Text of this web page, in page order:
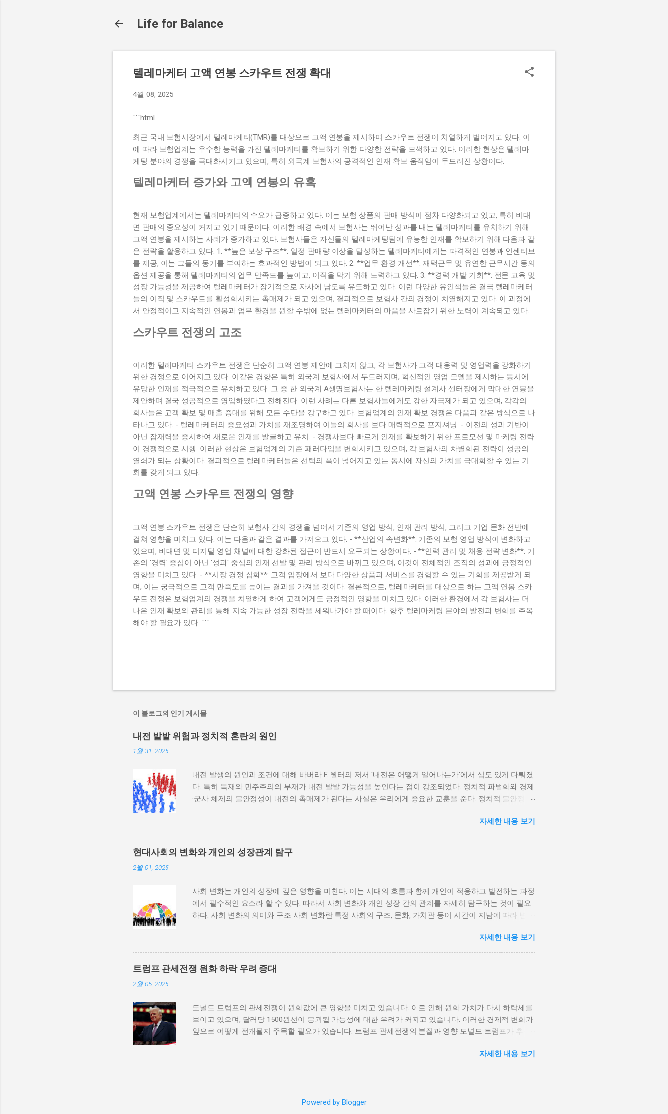
Life for Balance
텔레마케터 고액 연봉 스카우트 전쟁 확대
4월 08, 2025
```html
최근 국내 보험시장에서 텔레마케터(TMR)를 대상으로 고액 연봉을 제시하며 스카우트 전쟁이 치열하게 벌어지고 있다. 이
에 따라 보험업계는 우수한 능력을 가진 텔레마케터를 확보하기 위한 다양한 전략을 모색하고 있다. 이러한 현상은 텔레마
케팅 분야의 경쟁을 극대화시키고 있으며, 특히 외국계 보험사의 공격적인 인재 확보 움직임이 두드러진 상황이다.
텔레마케터 증가와 고액 연봉의 유혹
현재 보험업계에서는 텔레마케터의 수요가 급증하고 있다. 이는 보험 상품의 판매 방식이 점차 다양화되고 있고, 특히 비대
면 판매의 중요성이 커지고 있기 때문이다. 이러한 배경 속에서 보험사는 뛰어난 성과를 내는 텔레마케터를 유치하기 위해
고액 연봉을 제시하는 사례가 증가하고 있다. 보험사들은 자신들의 텔레마케팅팀에 유능한 인재를 확보하기 위해 다음과 같
은 전략을 활용하고 있다. 1. **높은 보상 구조**: 일정 판매량 이상을 달성하는 텔레마케터에게는 파격적인 연봉과 인센티브
를 제공, 이는 그들의 동기를 부여하는 효과적인 방법이 되고 있다. 2. **업무 환경 개선**: 재택근무 및 유연한 근무시간 등의
옵션 제공을 통해 텔레마케터의 업무 만족도를 높이고, 이직을 막기 위해 노력하고 있다. 3. **경력 개발 기회**: 전문 교육 및
성장 가능성을 제공하여 텔레마케터가 장기적으로 자사에 남도록 유도하고 있다. 이런 다양한 유인책들은 결국 텔레마케터
들의 이직 및 스카우트를 활성화시키는 촉매제가 되고 있으며, 결과적으로 보험사 간의 경쟁이 치열해지고 있다. 이 과정에
서 안정적이고 지속적인 연봉과 업무 환경을 원할 수밖에 없는 텔레마케터의 마음을 사로잡기 위한 노력이 계속되고 있다.
스카우트 전쟁의 고조
이러한 텔레마케터 스카우트 전쟁은 단순히 고액 연봉 제안에 그치지 않고, 각 보험사가 고객 대응력 및 영업력을 강화하기
위한 경쟁으로 이어지고 있다. 이같은 경향은 특히 외국계 보험사에서 두드러지며, 혁신적인 영업 모델을 제시하는 동시에
유망한 인재를 적극적으로 유치하고 있다. 그 중 한 외국계 A생명보험사는 한 텔레마케팅 설계사 센터장에게 막대한 연봉을
제안하며 결국 성공적으로 영입하였다고 전해진다. 이런 사례는 다른 보험사들에게도 강한 자극제가 되고 있으며, 각각의
회사들은 고객 확보 및 매출 증대를 위해 모든 수단을 강구하고 있다. 보험업계의 인재 확보 경쟁은 다음과 같은 방식으로 나
타나고 있다. - 텔레마케터의 중요성과 가치를 재조명하여 이들의 회사를 보다 매력적으로 포지셔닝. - 이전의 성과 기반이
아닌 잠재력을 중시하여 새로운 인재를 발굴하고 유치. - 경쟁사보다 빠르게 인재를 확보하기 위한 프로모션 및 마케팅 전략
이 경쟁적으로 시행. 이러한 현상은 보험업계의 기존 패러다임을 변화시키고 있으며, 각 보험사의 차별화된 전략이 성공의
열쇠가 되는 상황이다. 결과적으로 텔레마케터들은 선택의 폭이 넓어지고 있는 동시에 자신의 가치를 극대화할 수 있는 기
회를 갖게 되고 있다.
고액 연봉 스카우트 전쟁의 영향
고액 연봉 스카우트 전쟁은 단순히 보험사 간의 경쟁을 넘어서 기존의 영업 방식, 인재 관리 방식, 그리고 기업 문화 전반에
걸쳐 영향을 미치고 있다. 이는 다음과 같은 결과를 가져오고 있다. - **산업의 속변화**: 기존의 보험 영업 방식이 변화하고
있으며, 비대면 및 디지털 영업 채널에 대한 강화된 접근이 반드시 요구되는 상황이다. - **인력 관리 및 채용 전략 변화**: 기
존의 '경력' 중심이 아닌 '성과' 중심의 인재 선발 및 관리 방식으로 바뀌고 있으며, 이것이 전체적인 조직의 성과에 긍정적인
영향을 미치고 있다. - **시장 경쟁 심화**: 고객 입장에서 보다 다양한 상품과 서비스를 경험할 수 있는 기회를 제공받게 되
며, 이는 궁극적으로 고객 만족도를 높이는 결과를 가져올 것이다. 결론적으로, 텔레마케터를 대상으로 하는 고액 연봉 스카
우트 전쟁은 보험업계의 경쟁을 치열하게 하여 고객에게도 긍정적인 영향을 미치고 있다. 이러한 환경에서 각 보험사는 더
나은 인재 확보와 관리를 통해 지속 가능한 성장 전략을 세워나가야 할 때이다. 향후 텔레마케팅 분야의 발전과 변화를 주목
해야 할 필요가 있다. ```
이 블로그의 인기 게시물
내전 발발 위험과 정치적 혼란의 원인
1월 31, 2025
내전 발생의 원인과 조건에 대해 바버라 F. 월터의 저서 '내전은 어떻게 일어나는가'에서 심도 있게 다뤄졌
다. 특히 독재와 민주주의의 부재가 내전 발발 가능성을 높인다는 점이 강조되었다. 정치적 파벌화와 경제
·군사 체제의 불안정성이 내전의 촉매제가 된다는 사실은 우리에게 중요한 교훈을 준다. 정치적 불안정성
하지 않거나 독재 정권이 유지되는 상황에서는 정치적 갈등이 심화되고, 이로 인해 내전의 위험이 증가한
다. 이와 같은 경우, 국민들은 정부에 대한 불만을 느끼고, 체제 전복을 위해 무장 세력에 참여하거나 반정
부 활동을 시작할 수 있다. 역사적으로도 정치적 불안정성이 높은 국가에서는 종종 내전이 발발했던 예가
많다. 이러한 비극적인 상황을 방지하기 위해서는 먼저 정치 체제를 안정시키고, 시민들의 목소리가 공정
속에서 고통받게 되면, 사회적 불만이 쌓이기 마련이다. 이와 같은 경제적 상황은 종종 특정 집단의 정치
적 세력화를 야기하며, 이를 통해 정부에 대한 반발이 촉발된다. 성장은 불균형하게 이루어지고, 실업률은
상승하며, 사회적 불안이 증대할 경우 시민들은 무장 봉기와 같은 극단적 선택을 고려하게 된다. 경제적
를 모든 사람에게 균등하게 제공하면, 내전 발발 가능성을 크게 낮출 수 있다. 군사적 갈등과 내전의 불씨
군사적 갈등은 내전의 불씨가 되기도 한다. 무장세력 간의 갈등이 심화되거나 외부 세력이 개입하게 되면
내전이 더욱 심각해질 수 있다. 무장세력은 각각의 이념이나 이해관계에 따라 성격이 다르지만, 이들은 종
자세한 내용 보기
현대사회의 변화와 개인의 성장관계 탐구
2월 01, 2025
사회 변화는 개인의 성장에 깊은 영향을 미친다. 이는 시대의 흐름과 함께 개인이 적응하고 발전하는 과정
에서 필수적인 요소라 할 수 있다. 따라서 사회 변화와 개인 성장 간의 관계를 자세히 탐구하는 것이 필요
하다. 사회 변화의 의미와 구조 사회 변화란 특정 사회의 구조, 문화, 가치관 등이 시간이 지남에 따라 변화
변동, 기술의 발전 등이 독립적으로 또는 상호작용하여 이루어진다. 예를 들어, 산업 혁명은 사람들이 일
하는 방식과 생활 방식을 완전히 변화시켰다. 이에 따라 개인의 역할과 목표 또한 변화할 수밖에 없었다.
사회 변화는 개인의 성장을 위한 새로운 기회를 창출한다. 예를 들어, 정보통신기술의 발전으로 인해 원거
리에서의 협업이 가능해지면서, 개인들은 지역적인 제약에서 벗어나 국제적인 시장에서도 활발히 활동할
다. 변화에 대한 적응력이 부족한 개인은 불안감과 스트레스를 느낄 수 있으며, 이에 따라 성장의 기회를
상실할 수도 있다. 따라서 개인이 사회 변화에 어떻게 대응하는지가 중요하다. 올바른 대처 방법을 찾고
자신을 지속적으로 발전시키는 것이 필수적이다. 개인 성장의 과정과 사회적 환경 개인 성장은 여러 단계
서적 발달에 영향을 미치며, 이는 결국 개인의 성장에 긍정적 또는 부정적인 결과를 가져올 수 있다. 가정
자세한 내용 보기
트럼프 관세전쟁 원화 하락 우려 증대
2월 05, 2025
도널드 트럼프의 관세전쟁이 원화값에 큰 영향을 미치고 있습니다. 이로 인해 원화 가치가 다시 하락세를
보이고 있으며, 달러당 1500원선이 붕괴될 가능성에 대한 우려가 커지고 있습니다. 이러한 경제적 변화가
앞으로 어떻게 전개될지 주목할 필요가 있습니다. 트럼프 관세전쟁의 본질과 영향 도널드 트럼프가 추진
다른 국가들에 대한 고율의 관세를 부과하기 시작했습니다. 이러한 조치는 단기적으로는 미국 내 제조업
가 상승하므로 오히려 경제에 부담이 됩니다. 기업들은 원자재 비용 증가로 인해 운영비가 상승하게 되고,
자세한 내용 보기
Powered by Blogger